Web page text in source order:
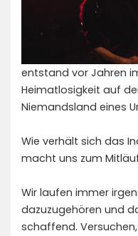
entstand vor Jahren
Heimatlosigkeit auf
Niemandsland eines
Wie verhält sich das
macht uns zum
Wir laufen immer
dazuzugehören und
schaffend.